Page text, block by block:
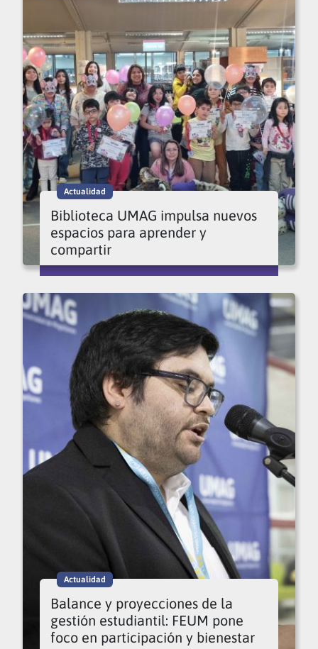
Actualidad
Biblioteca UMAG impulsa nuevos
espacios para aprender y
compartir
Actualidad
Balance y proyecciones de la
gestión estudiantil: FEUM pone
foco en participación y bienestar